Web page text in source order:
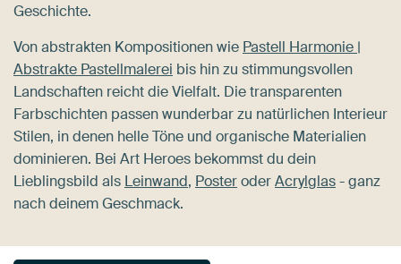
Geschichte.
Von abstrakten Kompositionen wie Pastell Harmonie |
Abstrakte Pastellmalerei bis hin zu stimmungsvollen
Landschaften reicht die Vielfalt. Die transparenten
Farbschichten passen wunderbar zu natürlichen Interieur
Stilen, in denen helle Töne und organische Materialien
dominieren. Bei Art Heroes bekommst du dein
Lieblingsbild als Leinwand, PosteroderAcrylglas- ganz
nach deinem Geschmack.